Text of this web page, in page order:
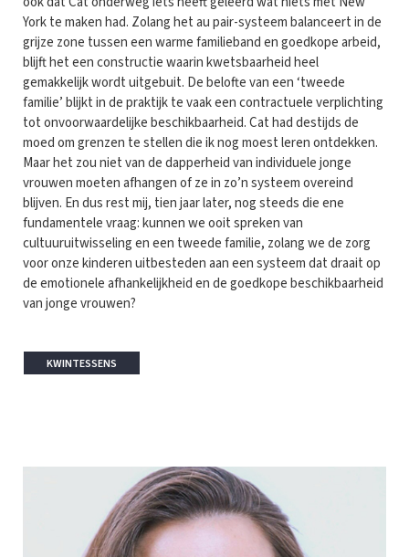
York te maken had. Zolang het au pair-systeem balanceert in de
grijze zone tussen een warme familieband en goedkope arbeid,
blijft het een constructie waarin kwetsbaarheid heel
gemakkelijk wordt uitgebuit. De belofte van een ‘tweede
familie’ blijkt in de praktijk te vaak een contractuele verplichting
tot onvoorwaardelijke beschikbaarheid. Cat had destijds de
moed om grenzen te stellen die ik nog moest leren ontdekken.
Maar het zou niet van de dapperheid van individuele jonge
vrouwen moeten afhangen of ze in zo’n systeem overeind
blijven. En dus rest mij, tien jaar later, nog steeds die ene
fundamentele vraag: kunnen we ooit spreken van
cultuuruitwisseling en een tweede familie, zolang we de zorg
voor onze kinderen uitbesteden aan een systeem dat draait op
de emotionele afhankelijkheid en de goedkope beschikbaarheid
van jonge vrouwen?
KWINTESSENS